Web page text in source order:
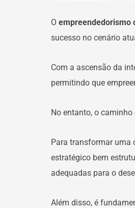
O empreendedorismo
sucesso no cenário
Com a ascensão da
permitindo que
No entanto, o
Para transformar uma
estratégico bem
adequadas para o
Além disso, é